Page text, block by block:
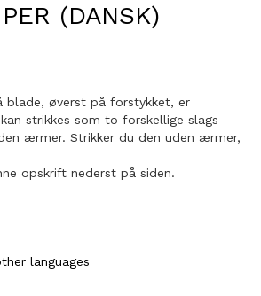
(DANSK)
blade, øverst på forstykket, er
strikkes som to forskellige slags
ærmer. Strikker du den uden ærmer,
opskrift nederst på siden.
languages